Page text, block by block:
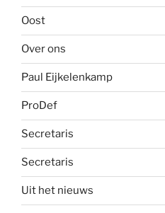
Oost
Over ons
Paul Eijkelenkamp
ProDef
Secretaris
Secretaris
Uit het nieuws